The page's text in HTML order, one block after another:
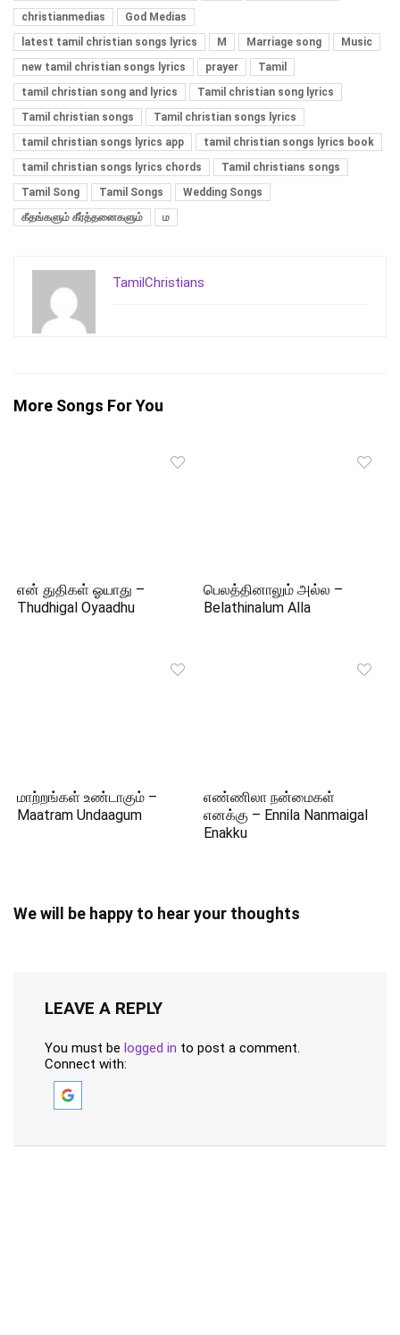
christianmedias
God Medias
latest tamil christian songs lyrics
M Marriage song
Music
new tamil christian songs lyrics
prayer
Tamil
tamil christian song and lyrics
Tamil christian song lyrics
Tamil christian songs
Tamil christian songs lyrics
tamil christian songs lyrics app
tamil christian songs lyrics book
tamil christian songs lyrics chords
Tamil christians songs
Tamil Song
Tamil Songs
Wedding Songs
கீதங்களும் கீர்த்தனைகளும்
ம
TamilChristians
More Songs For You
என் துதிகள் ஓயாது –
Thudhigal Oyaadhu
பெலத்தினாலும் அல்ல –
Belathinalum Alla
மாற்றங்கள் உண்டாகும் –
Maatram Undaagum
எண்ணிலா நன்மைகள்
எனக்கு – Ennila Nanmaigal
Enakku
We will be happy to hear your thoughts
LEAVE A REPLY
You must be logged in to post a comment.
Connect with: